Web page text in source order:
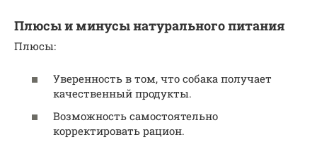
Плюсы и минусы натурального питания
Плюсы:
Уверенность в том, что собака получает
качественный продукты.
Возможность самостоятельно
корректировать рацион.